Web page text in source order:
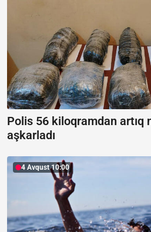
Polis 56 kiloqramdan artıq
aşkarladı
4 Avqust 10:00